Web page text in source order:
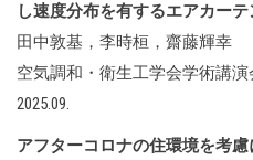
し速度分布を有するエアカー
田中敦基，李時桓，齋藤輝幸
空気調和・衛生工学会学術講演
2025.09.
アフターコロナの住環境を考